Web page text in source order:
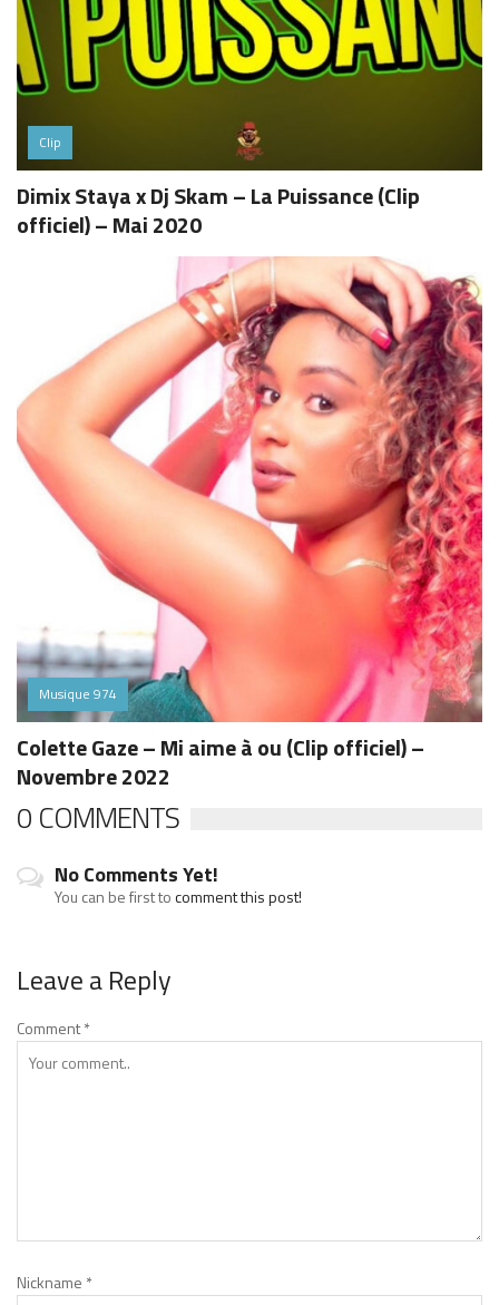
Clip
Dimix Staya x Dj Skam – La Puissance (Clip
officiel) – Mai 2020
Musique 974
Colette Gaze – Mi aime à ou (Clip officiel) –
Novembre 2022
0 COMMENTS
No Comments Yet!
You can be first tocomment this post!
Leave a Reply
Comment*
Nickname *